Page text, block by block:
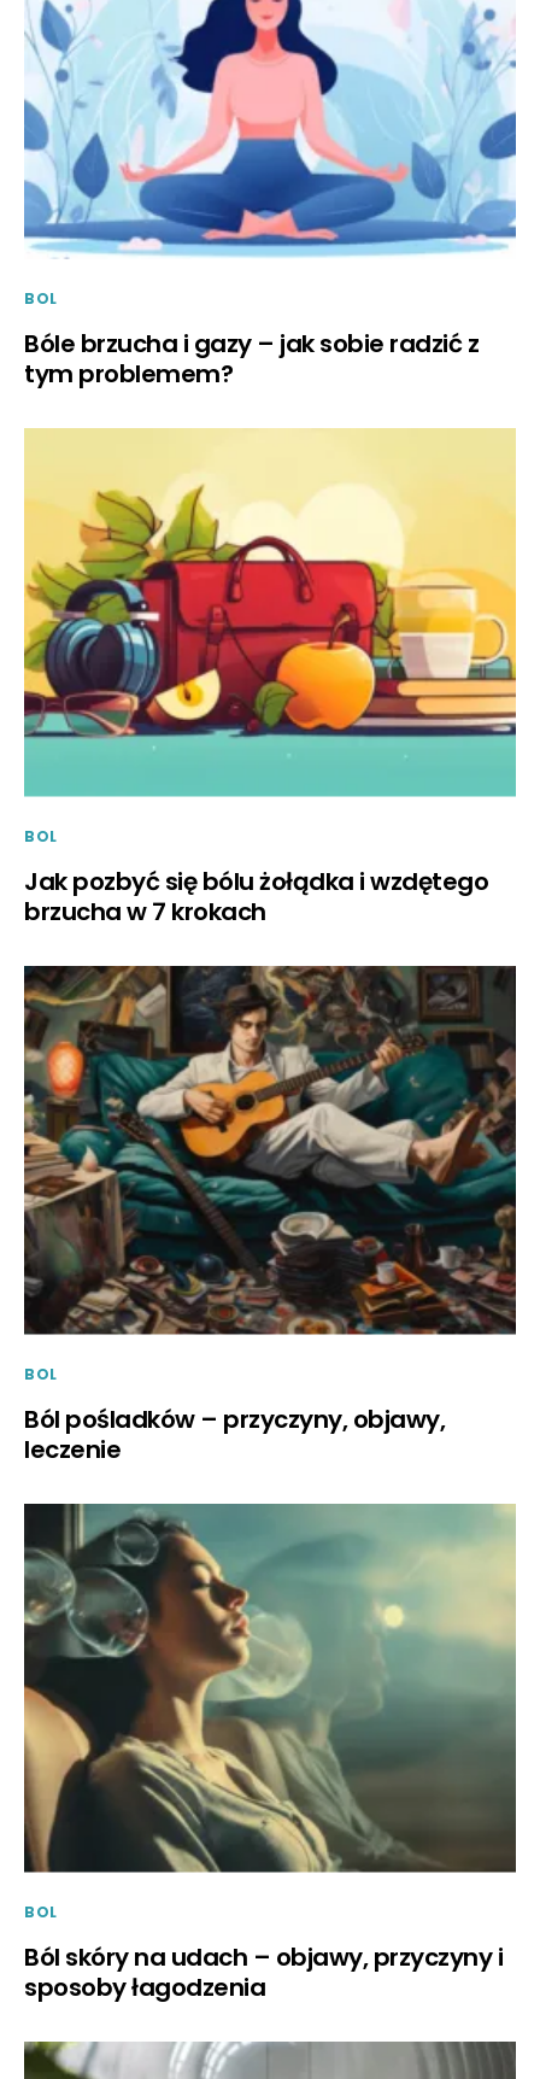
BOL
Bóle brzucha i gazy – jak sobie radzić z
tym problemem?
BOL
Jak pozbyć się bólu żołądka i wzdętego
brzucha w 7 krokach
BOL
Ból pośladków – przyczyny, objawy,
leczenie
BOL
Ból skóry na udach – objawy, przyczyny i
sposoby łagodzenia